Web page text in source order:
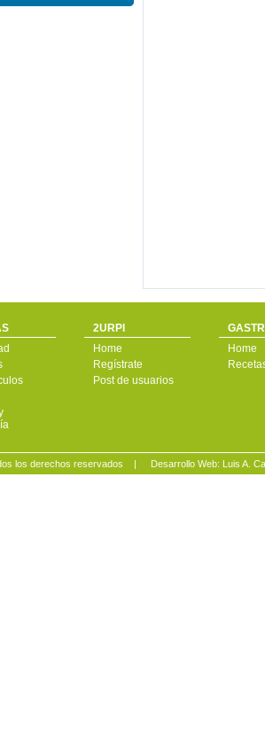
2URPI
Home
Regístrate
Post de usuarios
Home
los derechos reservados | Desarrollo Web: Luis